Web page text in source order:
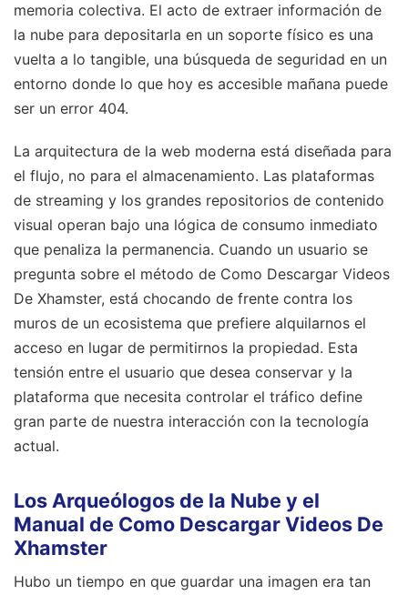
memoria colectiva. El acto de extraer información de
la nube para depositarla en un soporte físico es una
vuelta a lo tangible, una búsqueda de seguridad en un
entorno donde lo que hoy es accesible mañana puede
ser un error 404.
La arquitectura de la web moderna está diseñada para
el flujo, no para el almacenamiento. Las plataformas
de streaming y los grandes repositorios de contenido
visual operan bajo una lógica de consumo inmediato
que penaliza la permanencia. Cuando un usuario se
pregunta sobre el método de Como Descargar Videos
De Xhamster, está chocando de frente contra los
muros de un ecosistema que prefiere alquilarnos el
acceso en lugar de permitirnos la propiedad. Esta
tensión entre el usuario que desea conservar y la
plataforma que necesita controlar el tráfico define
gran parte de nuestra interacción con la tecnología
actual.
Los Arqueólogos de la Nube y el
Manual de Como Descargar Videos De
Xhamster
Hubo un tiempo en que guardar una imagen era tan